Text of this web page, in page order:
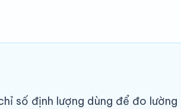
số định lượng dùng để đo lường